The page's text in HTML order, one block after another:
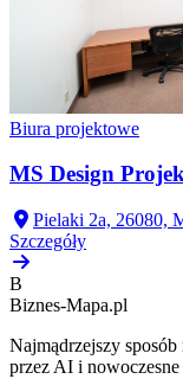
Biura projektowe
MS Design
Pielaki 2a, 26080,
Szczegóły
B
Biznes-Mapa.pl
Najmądrzejszy
przez AI i